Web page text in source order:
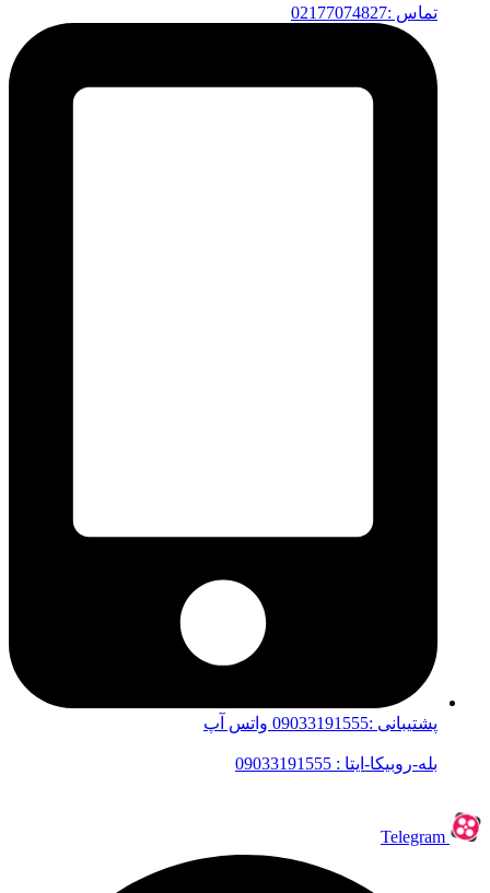
تماس :02177074827
پشتیبانی :09033191555 واتس آپ
بله-روبیکا-ایتا : 09033191555
Telegram